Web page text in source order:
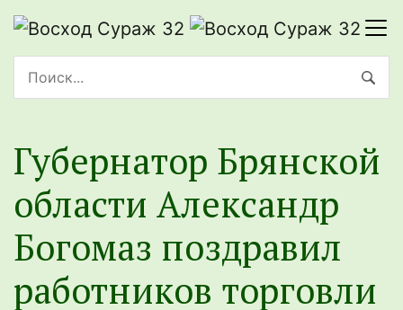
Губернатор Брянской
области Александр
Богомаз поздравил
работников торговли